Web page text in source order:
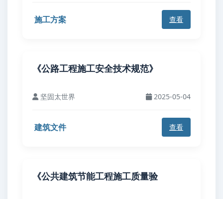
施工方案 查看
《公路工程施工安全技术规范》
坚固太世界 2025-05-04
建筑文件 查看
《公共建筑节能工程施工质量验